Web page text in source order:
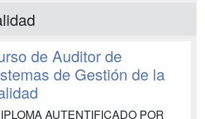
de Auditor de
de Gestión de la
AUTENTIFICADO POR